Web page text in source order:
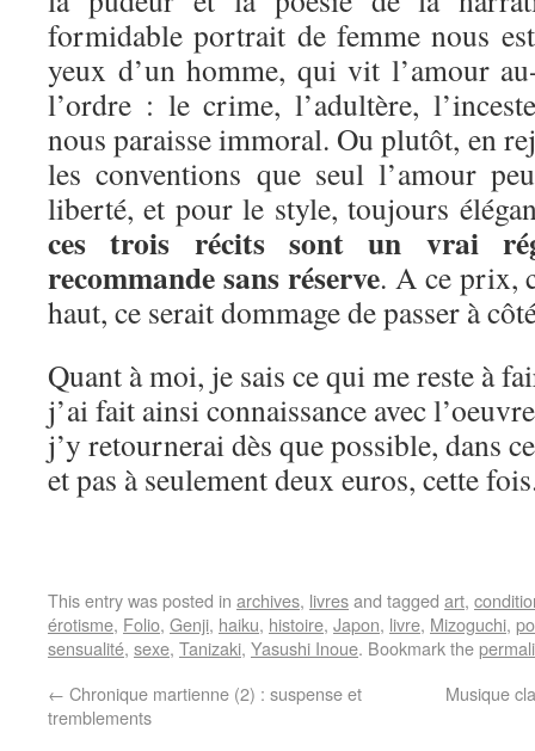
formidable portrait de femme nous
yeux d’un homme, qui vit l’amour
l’ordre : le crime, l’adultère,
nous paraisse immoral. Ou plutôt, en
les conventions que seul l’amour
liberté, et pour le style, toujours
ces trois récits sont un vrai
recommande sans réserve. A ce prix,
haut, ce serait dommage de passer à
Quant à moi, je sais ce qui me reste à
j’ai fait ainsi connaissance avec
j’y retournerai dès que possible, dans
et pas à seulement deux euros, cette
This entry was posted in archives, livresand tagged art,
érotisme, Folio, Genji, haiku, histoire, Japon, livre, Mizoguchi,
sensualité, sexe, Tanizaki, Yasushi Inoue. Bookmark the
← Chronique martienne (2) : suspense et
tremblements
Musique